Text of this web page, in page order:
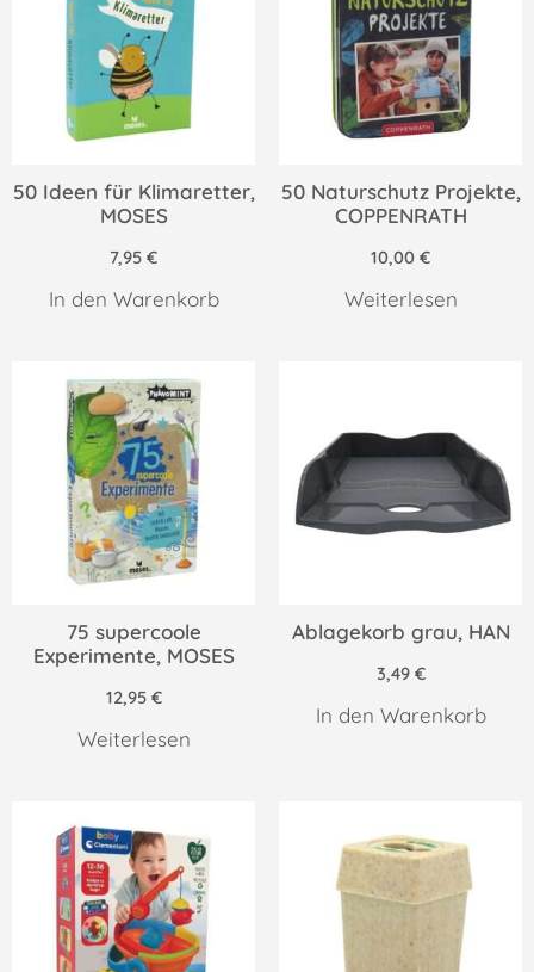
50 Ideen für Klimaretter,
MOSES
7,95 €
In den Warenkorb
50 Naturschutz Projekte,
COPPENRATH
10,00 €
Weiterlesen
75 supercoole
Experimente, MOSES
12,95 €
Weiterlesen
Ablagekorb grau, HAN
3,49 €
In den Warenkorb